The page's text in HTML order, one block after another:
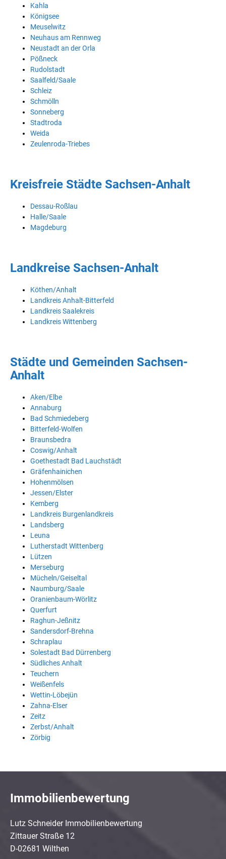
Kahla
Königsee
Meuselwitz
Neuhaus am Rennweg
Neustadt an der Orla
Pößneck
Rudolstadt
Saalfeld/Saale
Schleiz
Schmölln
Sonneberg
Stadtroda
Weida
Zeulenroda-Triebes
Kreisfreie Städte Sachsen-Anhalt
Dessau-Roßlau
Halle/Saale
Magdeburg
Landkreise Sachsen-Anhalt
Köthen/Anhalt
Landkreis Anhalt-Bitterfeld
Landkreis Saalekreis
Landkreis Wittenberg
Städte und Gemeinden Sachsen-
Anhalt
Aken/Elbe
Annaburg
Bad Schmiedeberg
Bitterfeld-Wolfen
Braunsbedra
Coswig/Anhalt
Goethestadt Bad Lauchstädt
Gräfenhainichen
Hohenmölsen
Jessen/Elster
Kemberg
Landkreis Burgenlandkreis
Landsberg
Leuna
Lutherstadt Wittenberg
Lützen
Merseburg
Mücheln/Geiseltal
Naumburg/Saale
Oranienbaum-Wörlitz
Querfurt
Raghun-Jeßnitz
Sandersdorf-Brehna
Schraplau
Solestadt Bad Dürrenberg
Südliches Anhalt
Teuchern
Weißenfels
Wettin-Löbejün
Zahna-Elser
Zeitz
Zerbst/Anhalt
Zörbig
Immobilienbewertung
Lutz Schneider Immobilienbewertung
Zittauer Straße 12
D-02681 Wilthen